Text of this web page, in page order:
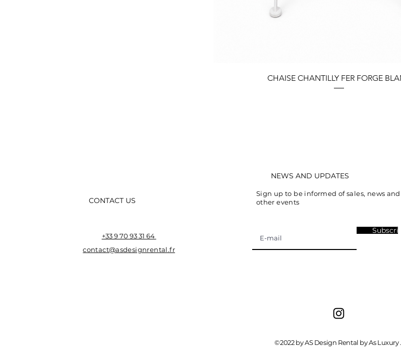
Quick View
CHAISE CHANTILLY FER FORGE
CONTACT US
+33 9 70 93 31 64
contact@asdesignrental.fr
NEWS AND UPDATES
Sign up to be informed of sales, news and
other events
©2022 by AS Design Rental by As Luxury .